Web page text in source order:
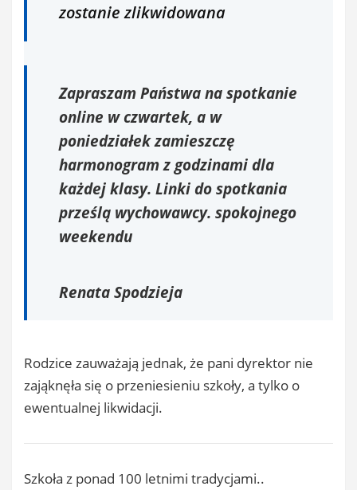
zostanie zlikwidowana
Zapraszam Państwa na spotkanie
online w czwartek, a w
poniedziałek zamieszczę
harmonogram z godzinami dla
każdej klasy. Linki do spotkania
prześlą wychowawcy. spokojnego
weekendu
Renata Spodzieja
Rodzice zauważają jednak, że pani dyrektor nie
zająknęła się o przeniesieniu szkoły, a tylko o
ewentualnej likwidacji.
Szkoła z ponad 100 letnimi tradycjami..